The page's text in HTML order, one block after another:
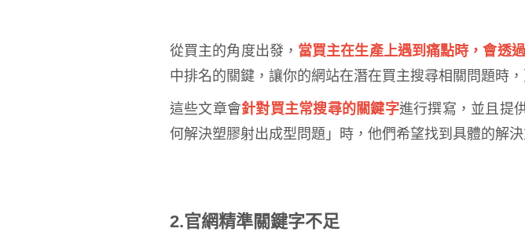
從買主的角度出發， 當買主在生產上遇到痛點時，會透
中排名的關鍵，讓你的網站在潛在買主搜尋相關問題時，
這些文章會針對買主常搜尋的關鍵字進行撰寫，並且提
何解決塑膠射出成型問題」時，他們希望找到具體的解
2.官網精準關鍵字不足